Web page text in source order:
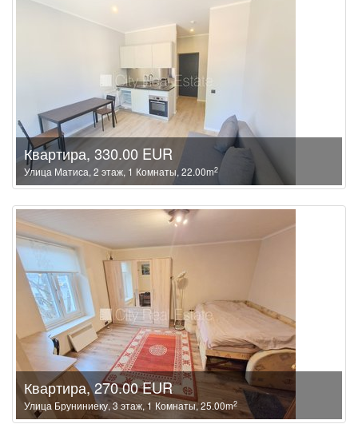
Квартира, 330.00 EUR
Улица Матиса, 2 этаж, 1 Комнаты, 22.00m2
Квартира, 270.00 EUR
Улица Бруниниеку, 3 этаж, 1 Комнаты, 25.00m2